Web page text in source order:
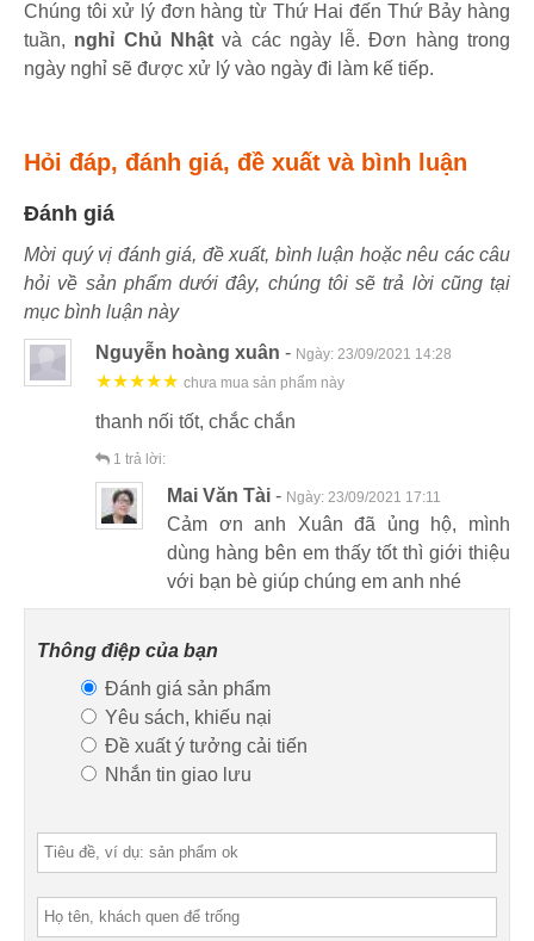
Chúng tôi xử lý đơn hàng từ Thứ Hai đến Thứ Bảy hàng
tuần, nghỉ Chủ Nhậtvà các ngày lễ. Đơn hàng trong
ngày nghỉ sẽ được xử lý vào ngày đi làm kế tiếp.
Hỏi đáp, đánh giá, đề xuất và bình luận
Đánh giá
Mời quý vị đánh giá, đề xuất, bình luận hoặc nêu các câu
hỏi về sản phẩm dưới đây, chúng tôi sẽ trả lời cũng tại
mục bình luận này
Nguyễn hoàng xuân - Ngày: 23/09/2021 14:28
★★★★★ chưa mua sản phẩm này
thanh nối tốt, chắc chắn
1 trả lời:
Mai Văn Tài - Ngày: 23/09/2021 17:11
Cảm ơn anh Xuân đã ủng hộ, mình
dùng hàng bên em thấy tốt thì giới thiệu
với bạn bè giúp chúng em anh nhé
Thông điệp của bạn
Đánh giá sản phẩm
Yêu sách, khiếu nại
Đề xuất ý tưởng cải tiến
Nhắn tin giao lưu